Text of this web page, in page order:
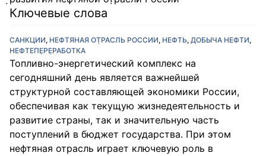
Ключевые слова
САНКЦИИ, НЕФТЯНАЯ ОТ⁪̣РАСЛЬ РОССИИ, НЕФТЬ, ДОБЫЧА НЕФТИ,
НЕФТЕПЕ⁪̣РЕ⁪̣РАБОТКА
Топливно-эне⁪ргетический комплекс на
сегодняшний день является важнейшей
структурной составляющей экономики России,
обеспечивая как текущую жизнедеятельность и
развитие страны, так и значительную часть
поступлений в бюджет гос⁪уда⁪рства. П⁪ри этом
нефтяная от⁪расль иг⁪рает ключев⁪ую ⁪роль в